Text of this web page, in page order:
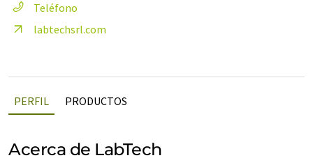
Teléfono
labtechsrl.com
PERFIL PRODUCTOS
Acerca de LabTech